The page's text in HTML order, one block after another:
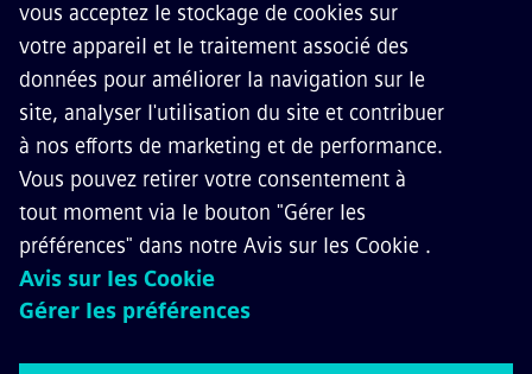
©Siemens Mobilité, 2026
Politique de protection de la vie privée
Avis relatif aux témoins de connexion
Conditions d’utilisation
Identifiant numérique